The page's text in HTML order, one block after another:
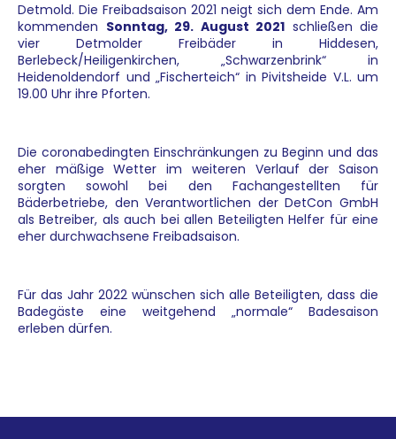
Detmold. Die Freibadsaison 2021 neigt sich dem Ende. Am
kommenden Sonntag, 29. August 2021 schließen die
vier Detmolder Freibäder in Hiddesen,
Berlebeck/Heiligenkirchen, „Schwarzenbrink“ in
Heidenoldendorf und „Fischerteich“ in Pivitsheide V.L. um
19.00 Uhr ihre Pforten.
Die coronabedingten Einschränkungen zu Beginn und das
eher mäßige Wetter im weiteren Verlauf der Saison
sorgten sowohl bei den Fachangestellten für
Bäderbetriebe, den Verantwortlichen der DetCon GmbH
als Betreiber, als auch bei allen Beteiligten Helfer für eine
eher durchwachsene Freibadsaison.
Für das Jahr 2022 wünschen sich alle Beteiligten, dass die
Badegäste eine weitgehend „normale“ Badesaison
erleben dürfen.